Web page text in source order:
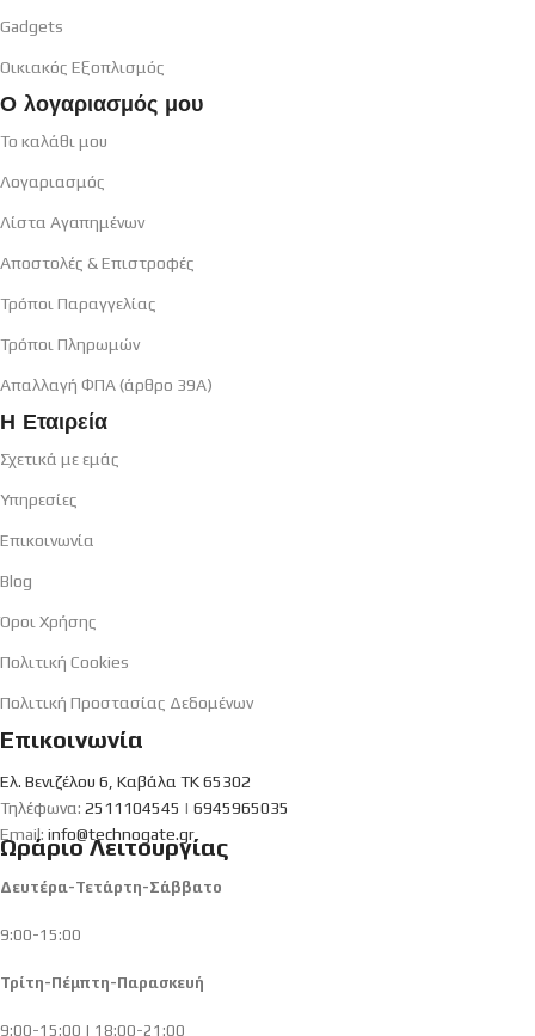
Gadgets
Οικιακός Εξοπλισμός
Ο λογαριασμός μου
Το καλάθι μου
Λογαριασμός
Λίστα Αγαπημένων
Αποστολές & Επιστροφές
Τρόποι Παραγγελίας
Τρόποι Πληρωμών
Απαλλαγή ΦΠΑ (άρθρο 39Α)
Η Εταιρεία
Σχετικά με εμάς
Υπηρεσίες
Επικοινωνία
Blog
Όροι Χρήσης
Πολιτική Cookies
Πολιτική Προστασίας Δεδομένων
Επικοινωνία
Ελ. Βενιζέλου 6, Καβάλα ΤΚ 65302
Τηλέφωνα: 2511104545 | 6945965035
Email: info@technogate.gr
Ωράριο Λειτουργίας
Δευτέρα-Τετάρτη-Σάββατο
9:00-15:00
Τρίτη-Πέμπτη-Παρασκευή
9:00-15:00 | 18:00-21:00